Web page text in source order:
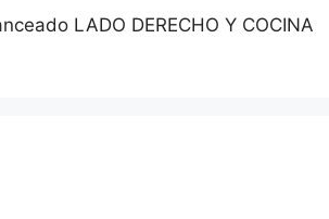
LADO DERECHO Y COCINA